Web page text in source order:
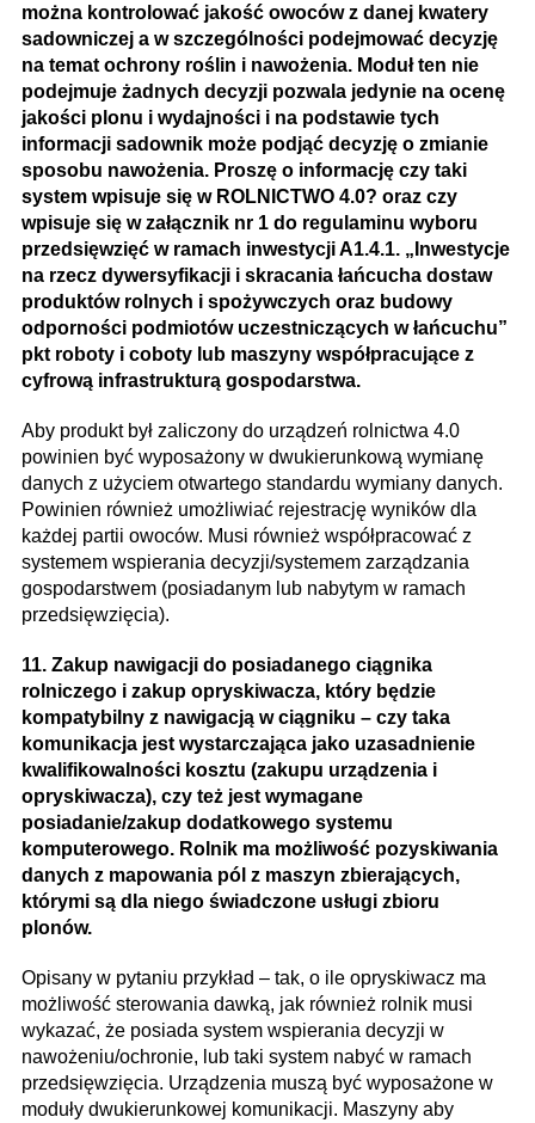
można kontrolować jakość owoców z danej kwatery
sadowniczej a w szczególności podejmować decyzję
na temat ochrony roślin i nawożenia. Moduł ten nie
podejmuje żadnych decyzji pozwala jedynie na ocenę
jakości plonu i wydajności i na podstawie tych
informacji sadownik może podjąć decyzję o zmianie
sposobu nawożenia. Proszę o informację czy taki
system wpisuje się w ROLNICTWO 4.0? oraz czy
wpisuje się w załącznik nr 1 do regulaminu wyboru
przedsięwzięć w ramach inwestycji A1.4.1. „Inwestycje
na rzecz dywersyfikacji i skracania łańcucha dostaw
produktów rolnych i spożywczych oraz budowy
odporności podmiotów uczestniczących w łańcuchu”
pkt roboty i coboty lub maszyny współpracujące z
cyfrową infrastrukturą gospodarstwa.
Aby produkt był zaliczony do urządzeń rolnictwa 4.0
powinien być wyposażony w dwukierunkową wymianę
danych z użyciem otwartego standardu wymiany danych.
Powinien również umożliwiać rejestrację wyników dla
każdej partii owoców. Musi również współpracować z
systemem wspierania decyzji/systemem zarządzania
gospodarstwem (posiadanym lub nabytym w ramach
przedsięwzięcia).
11. Zakup nawigacji do posiadanego ciągnika
rolniczego i zakup opryskiwacza, który będzie
kompatybilny z nawigacją w ciągniku – czy taka
komunikacja jest wystarczająca jako uzasadnienie
kwalifikowalności kosztu (zakupu urządzenia i
opryskiwacza), czy też jest wymagane
posiadanie/zakup dodatkowego systemu
komputerowego. Rolnik ma możliwość pozyskiwania
danych z mapowania pól z maszyn zbierających,
którymi są dla niego świadczone usługi zbioru
plonów.
Opisany w pytaniu przykład – tak, o ile opryskiwacz ma
możliwość sterowania dawką, jak również rolnik musi
wykazać, że posiada system wspierania decyzji w
nawożeniu/ochronie, lub taki system nabyć w ramach
przedsięwzięcia. Urządzenia muszą być wyposażone w
moduły dwukierunkowej komunikacji. Maszyny aby